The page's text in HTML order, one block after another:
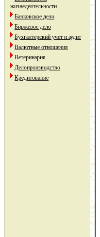
жизнедеятельности
Банковское дело
Биржевое дело
Бухгалтерский учет и аудит
Валютные отношения
Ветеринария
Делопроизводство
Кредитование